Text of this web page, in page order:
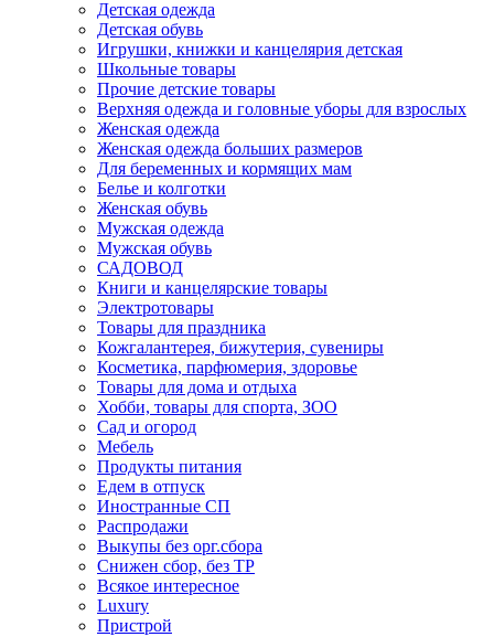
Детская одежда
Детская обувь
Игрушки, книжки и канцелярия детская
Школьные товары
Прочие детские товары
Верхняя одежда и головные уборы для взрослых
Женская одежда
Женская одежда больших размеров
Для беременных и кормящих мам
Белье и колготки
Женская обувь
Мужская одежда
Мужская обувь
САДОВОД
Книги и канцелярские товары
Электротовары
Товары для праздника
Кожгалантерея, бижутерия, сувениры
Косметика, парфюмерия, здоровье
Товары для дома и отдыха
Хобби, товары для спорта, ЗОО
Сад и огород
Мебель
Продукты питания
Едем в отпуск
Иностранные СП
Распродажи
Выкупы без орг.сбора
Снижен сбор, без ТР
Всякое интересное
Luxury
Пристрой